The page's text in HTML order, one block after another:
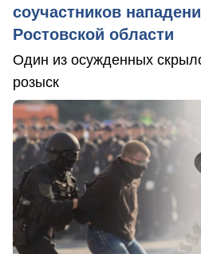
соучастников
Ростовской области
Один из осужденных
розыск